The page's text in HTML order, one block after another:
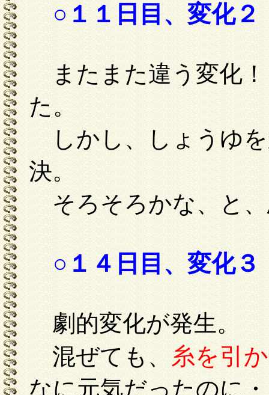
○１１日目、変化
またまた違う変化
た。
しかし、しょうゆ
決。
そろそろかな、と、
○１４日目、変化
劇的変化が発生。
混ぜても、糸を引
なに元気だったのに